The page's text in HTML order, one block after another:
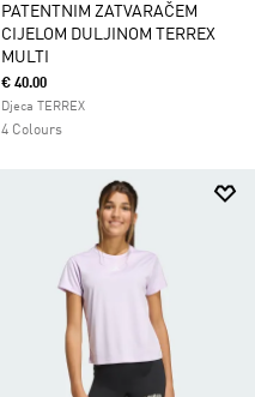
PATENTNIM ZATVARAČEM
CIJELOM DULJINOM TERREX
MULTI
€ 40.00
Djeca TERREX
4 Colours